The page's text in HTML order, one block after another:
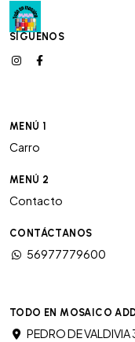
SÍGUENOS
MENÚ 1
Carro
MENÚ 2
Contacto
CONTÁCTANOS
56977779600
TODO EN MOSAICO
PEDRO DE